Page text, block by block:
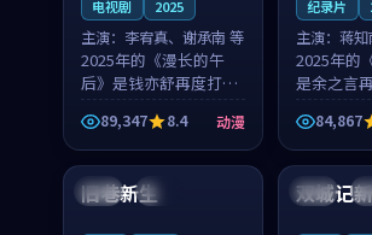
电视剧 2025
主演： 李宥真、谢承南 等
2025年的《漫长的午
后》是钱亦舒再度打磨
的动漫佳作。中国大陆
的取景与海岛日常的氛
围相互成就，李宥真与
谢承南的对手戏自然克
制，让整部影片在悬念
89,347 8.4 动漫
纪录片
主演： 蒋
2025年的
是余之言
剧佳作。
历史战争
就，蒋知
对手戏自
部影片在
84,867
英国 完结
旧巷新生 中国
双城记